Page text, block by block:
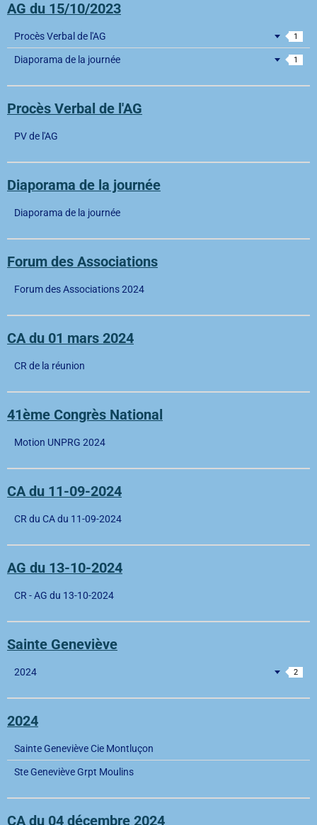
AG du 15/10/2023
Procès Verbal de l'AG 1
Diaporama de la journée 1
Procès Verbal de l'AG
PV de l'AG
Diaporama de la journée
Diaporama de la journée
Forum des Associations
Forum des Associations 2024
CA du 01 mars 2024
CR de la réunion
41ème Congrès National
Motion UNPRG 2024
CA du 11-09-2024
CR du CA du 11-09-2024
AG du 13-10-2024
CR - AG du 13-10-2024
Sainte Geneviève
2024 2
2024
Sainte Geneviève Cie Montluçon
Ste Geneviève Grpt Moulins
CA du 04 décembre 2024